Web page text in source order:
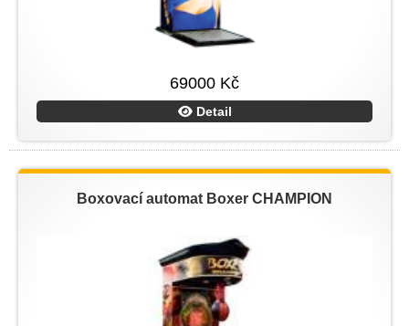
69000 Kč
Detail
Boxovací automat Boxer CHAMPION